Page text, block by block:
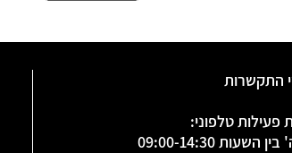
התקשרות
פעילות טלפוני:
השעות 09:00-14:30